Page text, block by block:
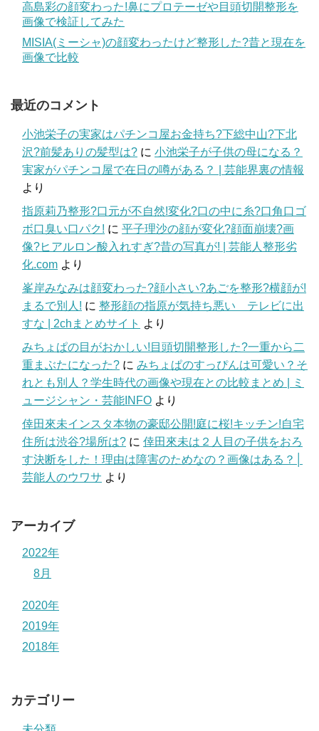
高島彩の顔変わった!鼻にプロテーゼや目頭切開整形を
画像で検証してみた
MISIA(ミーシャ)の顔変わったけど整形した?昔と現在を
画像で比較
最近のコメント
小池栄子の実家はパチンコ屋お金持ち?下総中山?下北
沢?前髪ありの髪型は? に 小池栄子が子供の母になる？
実家がパチンコ屋で在日の噂がある？ | 芸能界裏の情報
より
指原莉乃整形?口元が不自然!変化?口の中に糸?口角口ゴ
ボ口臭い口パク! に 平子理沙の顔が変化?顔面崩壊?画
像?ヒアルロン酸入れすぎ?昔の写真が! | 芸能人整形劣
化.com より
峯岸みなみは顔変わった?顔小さい?あごを整形?横顔が!
まるで別人! に 整形顔の指原が気持ち悪い テレビに出
すな | 2chまとめサイト より
みちょぱの目がおかしい!目頭切開整形した?一重から二
重まぶたになった? に みちょぱのすっぴんは可愛い？そ
れとも別人？学生時代の画像や現在との比較まとめ | ミ
ュージシャン・芸能INFO より
倖田來未インスタ本物の豪邸公開!庭に桜!キッチン!自宅
住所は渋谷?場所は? に 倖田來未は２人目の子供をおろ
す決断をした！理由は障害のためなの？画像はある？│
芸能人のウワサ より
アーカイブ
2022年
8月
2020年
2019年
2018年
カテゴリー